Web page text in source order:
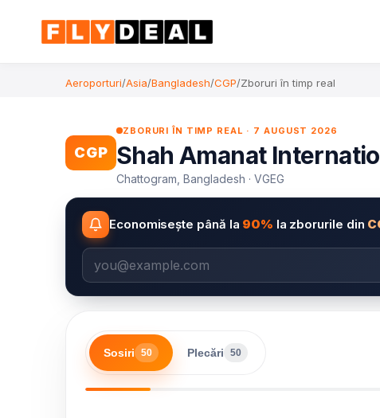
Aeroporturi/Asia/Bangladesh/CGP/Zboruri în timp real
CGP
ZBORURI ÎN TIMP REAL · 7 AUGUST 2026
Shah Amanat
Chattogram, Bangladesh · VGEG
Economisește până la 90% la zborurile din
Sosiri 50 Plecări 50